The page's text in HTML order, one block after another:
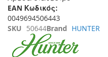
EAN Κωδικός:
0049694506443
SKU 50644Brand HUNTER